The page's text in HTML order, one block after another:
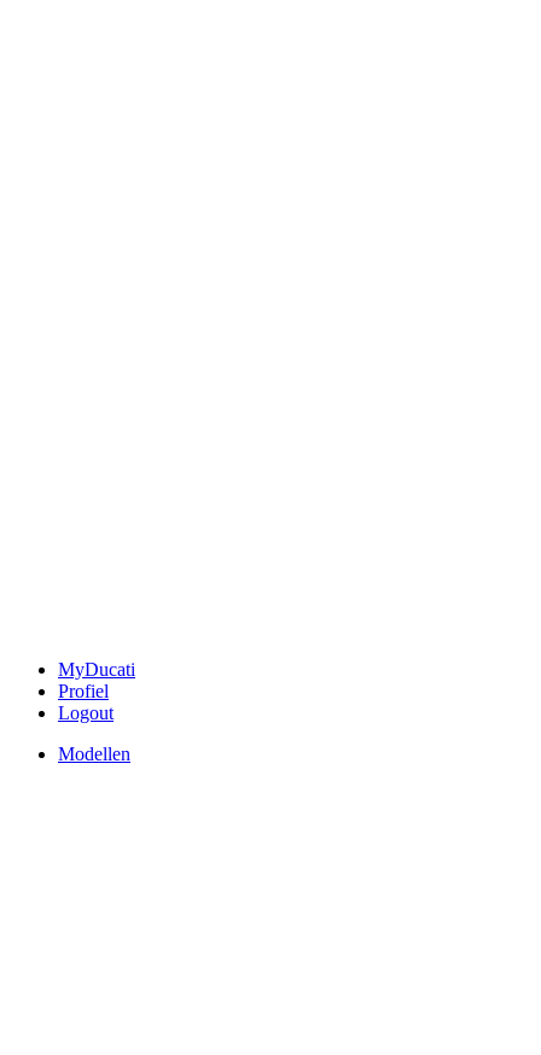
MyDucati
Profiel
Logout
Modellen